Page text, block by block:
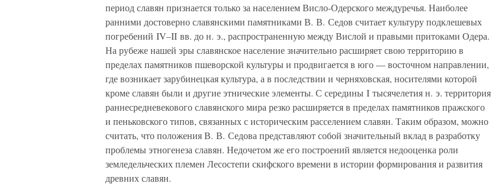
период славян признается только за населением Висло-Одерского междуречья. Наиболее
ранними достоверно славянскими памятниками В. В. Седов считает культуру подклешевых
погребений IV–II вв. до н. э., распространенную между Вислой и правыми притоками Одера.
На рубеже нашей эры славянское население значительно расширяет свою территорию в
пределах памятников пшеворской культуры и продвигается в юго — восточном направлении,
где возникает зарубинецкая культура, а в последствии и черняховская, носителями которой
кроме славян были и другие этнические элементы. С середины I тысячелетия н. э. территория
раннесредневекового славянского мира резко расширяется в пределах памятников пражского
и пеньковского типов, связанных с историческим расселением славян. Таким образом, можно
считать, что положения В. В. Седова представляют собой значительный вклад в разработку
проблемы этногенеза славян. Недочетом же его построений является недооценка роли
земледельческих племен Лесостепи скифского времени в истории формирования и развития
древних славян.